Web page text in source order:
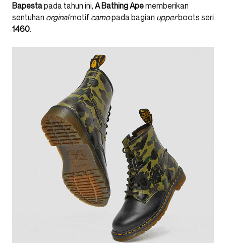
Bapestapada tahun ini, A Bathing Apememberikan
sentuhan orginalmotif camopada bagian upperboots seri
1460.